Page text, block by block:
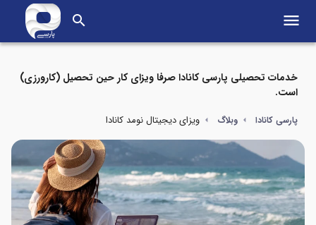
search menu
خدمات تحصیلی پارسی کانادا صرفا ویزای کار حین تحصیل (کارورزی)
است.
پارسی کانادا وبلاگ ویزای دیجیتال نومد کانادا